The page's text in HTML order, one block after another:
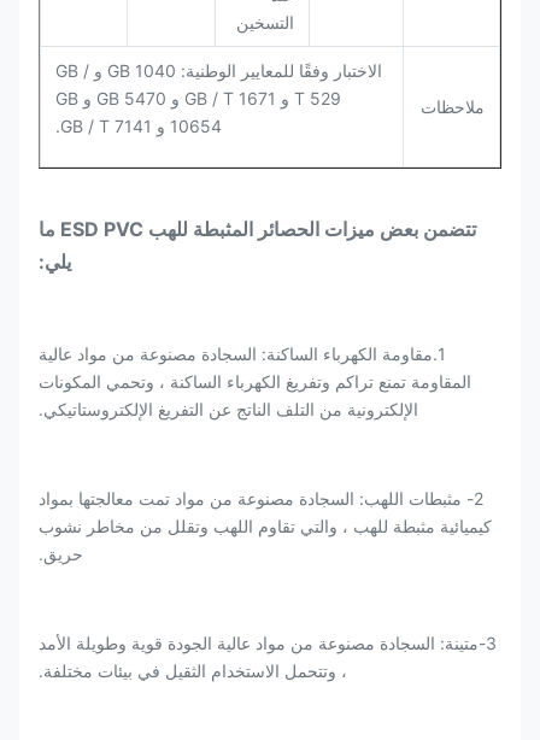
التسخين
ملاحظات
الاختبار وفقًا للمعايير الوطنية: GB 1040 و GB /
T 529 و GB / T 1671 و GB 5470 و GB
10654 و GB / T 7141.
تتضمن بعض ميزات الحصائر المثبطة للهب ESD PVC ما
يلي:
1.مقاومة الكهرباء الساكنة: السجادة مصنوعة من مواد عالية
المقاومة تمنع تراكم وتفريغ الكهرباء الساكنة ، وتحمي المكونات
الإلكترونية من التلف الناتج عن التفريغ الإلكتروستاتيكي.
2- مثبطات اللهب: السجادة مصنوعة من مواد تمت معالجتها بمواد
كيميائية مثبطة للهب ، والتي تقاوم اللهب وتقلل من مخاطر نشوب
حريق.
3-متينة: السجادة مصنوعة من مواد عالية الجودة قوية وطويلة الأمد
، وتتحمل الاستخدام الثقيل في بيئات مختلفة.